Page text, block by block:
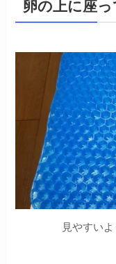
卵の上に座
見やすい